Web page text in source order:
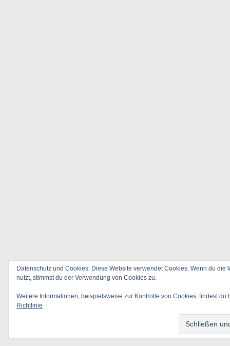
Datenschutz und Cookies: Diese Website verwendet Cookies. Wenn du die
nutzt, stimmst du der Verwendung von Cookies zu.
Weitere Informationen, beispielsweise zur Kontrolle von Cookies, findest du
Richtlinie